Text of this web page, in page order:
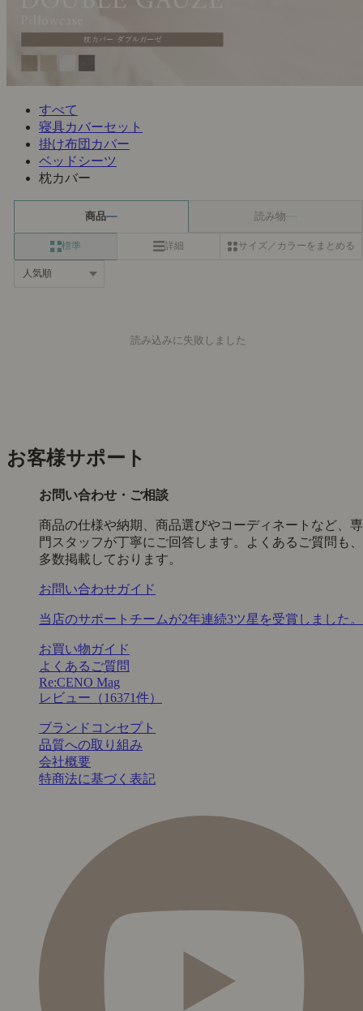
すべて
寝具カバーセット
掛け布団カバー
ベッドシーツ
枕カバー
商品 読み物
標準 詳細 サイズ／カラーをまとめる
読み込みに失敗しました
お客様サポート
お問い合わせ・ご相談
商品の仕様や納期、商品選びやコーディネートなど、専
門スタッフが丁寧にご回答します。よくあるご質問も、
多数掲載しております。
お問い合わせガイド
当店のサポートチームが2年連続3ツ星を受賞しました。
お買い物ガイド
よくあるご質問
Re:CENO Mag
レビュー（16371件）
ブランドコンセプト
品質への取り組み
会社概要
特商法に基づく表記